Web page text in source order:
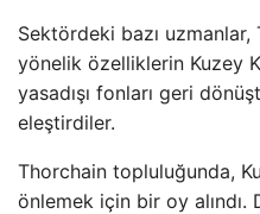
Sektördeki bazı uzmanlar,
yönelik özelliklerin Kuzey
yasadışı fonları geri
eleştirdiler.
Thorchain topluluğunda,
önlemek için bir oy